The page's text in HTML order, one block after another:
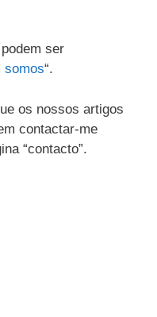
ser
somos“.
os nossos artigos
contactar-me
“contacto”.